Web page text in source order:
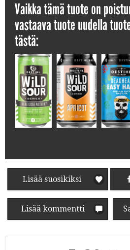
Vaikka tämä tuote on
vastaava tuote uudella
tästä:
Lisää suosikiksi
Lisää kommentti